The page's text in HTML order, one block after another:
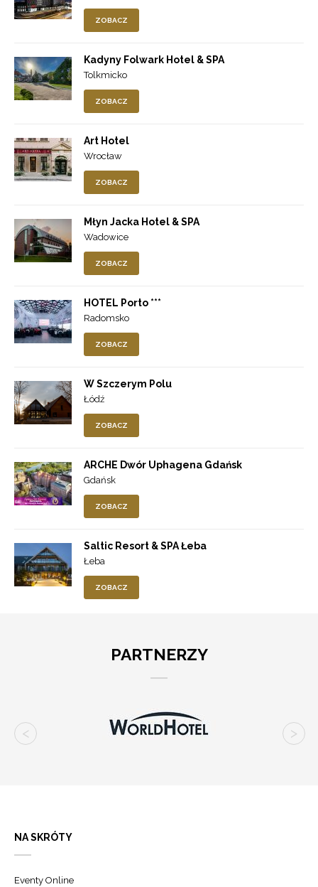
ZOBACZ
Kadyny Folwark Hotel & SPA
Tolkmicko
ZOBACZ
Art Hotel
Wrocław
ZOBACZ
Młyn Jacka Hotel & SPA
Wadowice
ZOBACZ
HOTEL Porto ***
Radomsko
ZOBACZ
W Szczerym Polu
Łódź
ZOBACZ
ARCHE Dwór Uphagena Gdańsk
Gdańsk
ZOBACZ
Saltic Resort & SPA Łeba
Łeba
ZOBACZ
PARTNERZY
NA SKRÓTY
Eventy Online